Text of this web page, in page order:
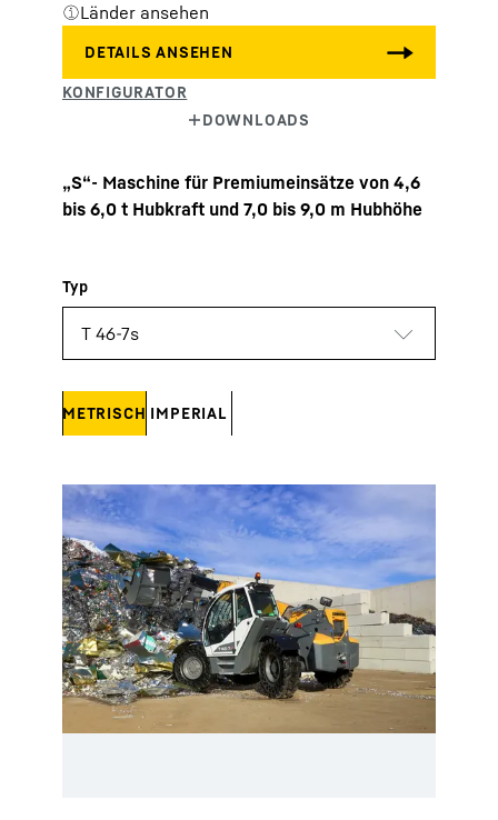
Länder ansehen
„S“- Maschine für Premiumeinsätze von 4,6
bis 6,0 t Hubkraft und 7,0 bis 9,0 m Hubhöhe
METRISCH IMPERIAL